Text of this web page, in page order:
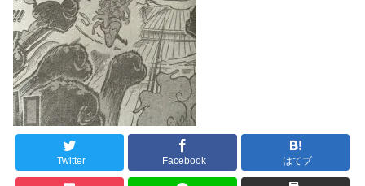
Twitter Facebook はてブ